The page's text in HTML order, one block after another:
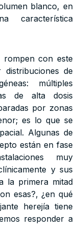
blanco, en
característica
rompen con este
de
múltiples
de alta dosis
por zonas
es lo que se
Algunas de
están en fase
muy
y sus
la primera mitad
esas?, ¿en qué
herejía tiene
responder a